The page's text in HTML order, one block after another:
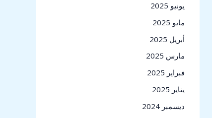
للبيئة لضمان أداء مثالي للمكيفات.
يونيو 2025
مايو 2025
أبريل 2025
مارس 2025
فبراير 2025
يناير 2025
ديسمبر 2024